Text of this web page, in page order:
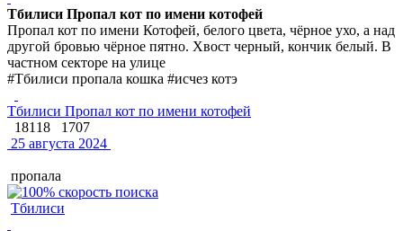
Тбилиси Пропал кот по имени котофей
Пропал кот по имени Котофей, белого цвета, чёрное ухо, а над
другой бровью чёрное пятно. Хвост черный, кончик белый. В
частном секторе на улице
#Тбилиси пропала кошка #исчез котэ
Тбилиси Пропал кот по имени котофей
18118
1707
25 августа 2024
пропала
Тбилиси